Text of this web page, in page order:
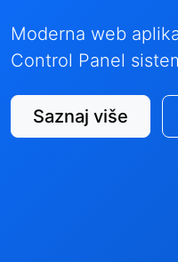
Moderna web
Control Panel
Saznaj više